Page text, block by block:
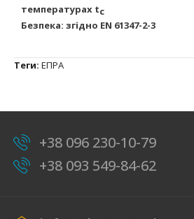
температурах tc
Безпека: згідно EN 61347-2-3
Теги: ЕПРА
+38 096 230-10-79
+38 093 549-84-62